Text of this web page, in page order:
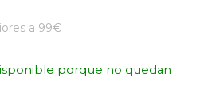
a 99€
porque no quedan